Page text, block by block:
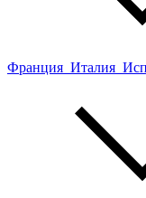
Франция Италия